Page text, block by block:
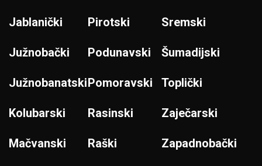
Jablanički
Južnobački
Južnobanatski
Kolubarski
Mačvanski
Pirotski
Podunavski
Pomoravski
Rasinski
Raški
Sremski
Šumadijski
Toplički
Zaječarski
Zapadnobački